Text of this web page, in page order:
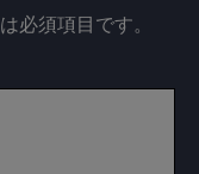
は必須項目です。